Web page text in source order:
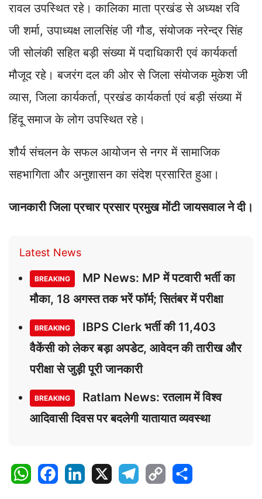
रावल उपस्थित रहे। कालिका माता प्रखंड से अध्यक्ष रवि
जी शर्मा, उपाध्यक्ष लालसिंह जी गौड, संयोजक नरेन्द्र सिंह
जी सोलंकी सहित बड़ी संख्या में पदाधिकारी एवं कार्यकर्ता
मौजूद रहे। बजरंग दल की ओर से जिला संयोजक मुकेश जी
व्यास, जिला कार्यकर्ता, प्रखंड कार्यकर्ता एवं बड़ी संख्या में
हिंदू समाज के लोग उपस्थित रहे।
शौर्य संचलन के सफल आयोजन से नगर में सामाजिक
सहभागिता और अनुशासन का संदेश प्रसारित हुआ।
जानकारी जिला प्रचार प्रसार प्रमुख मोंटी जायसवाल ने दी।
Latest News
BREAKING
MP News: MP में पटवारी भर्ती का
मौका, 18 अगस्त तक भरें फॉर्म; सितंबर में परीक्षा
BREAKING
IBPS Clerk भर्ती की 11,403
वैकेंसी को लेकर बड़ा अपडेट, आवेदन की तारीख और
परीक्षा से जुड़ी पूरी जानकारी
BREAKING
Ratlam News: रतलाम में विश्व
आदिवासी दिवस पर बदलेगी यातायात व्यवस्था
W